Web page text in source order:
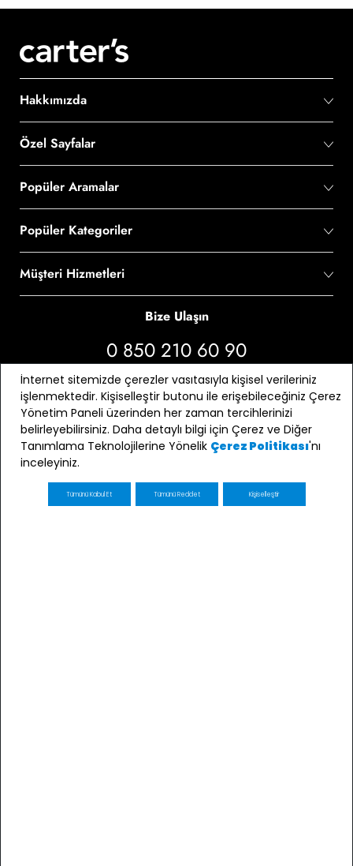
Hakkımızda
Özel Sayfalar
Popüler Aramalar
Popüler Kategoriler
Müşteri Hizmetleri
Bize Ulaşın
0 850 210 60 90
Bizi Takip Edin
İnternet sitemizde çerezler vasıtasıyla kişisel verileriniz
işlenmektedir. Kişiselleştir butonu ile erişebileceğiniz Çerez
Yönetim Paneli üzerinden her zaman tercihlerinizi
belirleyebilirsiniz. Daha detaylı bilgi için Çerez ve Diğer
Tanımlama Teknolojilerine Yönelik Çerez Politikası'nı
inceleyiniz.
Tümünü Kabul Et Tümünü Reddet Kişiselleştir